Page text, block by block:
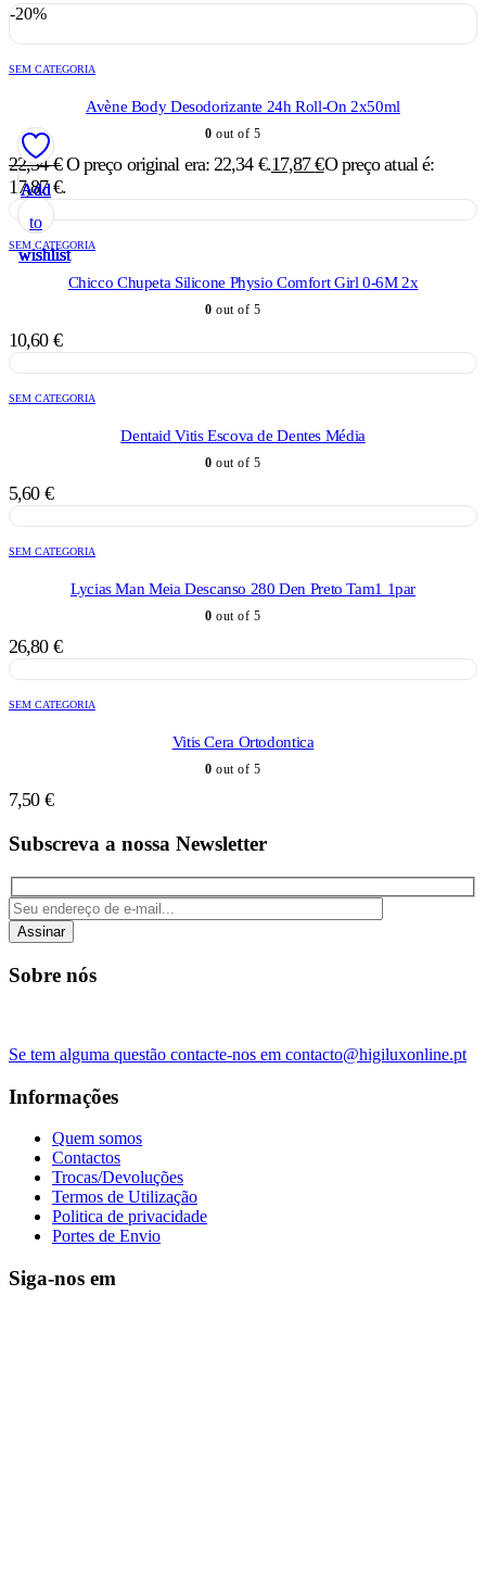
-20%
Add
to
wishlist
SEM CATEGORIA
Avène Body Desodorizante 24h Roll-On 2x50ml
0 out of 5
22,34€ O preço original era: 22,34 €.17,87€O preço atual é:
17,87 €.
Add
to
wishlist
SEM CATEGORIA
Chicco Chupeta Silicone Physio Comfort Girl 0-6M 2x
0 out of 5
10,60 €
Add
to
wishlist
SEM CATEGORIA
Dentaid Vitis Escova de Dentes Média
0 out of 5
5,60 €
Add
to
wishlist
SEM CATEGORIA
Lycias Man Meia Descanso 280 Den Preto Tam1 1par
0 out of 5
26,80 €
Add
to
wishlist
SEM CATEGORIA
Vitis Cera Ortodontica
0 out of 5
7,50 €
Subscreva a nossa Newsletter
Assinar
Sobre nós
Se tem alguma questão contacte-nos em contacto@higiluxonline.pt
Informações
Quem somos
Contactos
Trocas/Devoluções
Termos de Utilização
Politica de privacidade
Portes de Envio
Siga-nos em